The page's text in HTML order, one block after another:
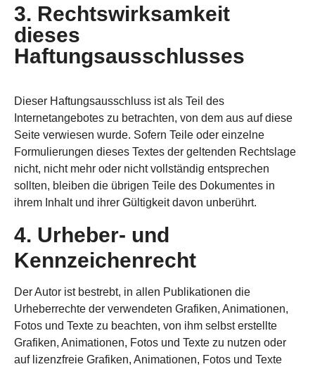
3. Rechtswirksamkeit
dieses
Haftungsausschlusses
Dieser Haftungsausschluss ist als Teil des
Internetangebotes zu betrachten, von dem aus auf diese
Seite verwiesen wurde. Sofern Teile oder einzelne
Formulierungen dieses Textes der geltenden Rechtslage
nicht, nicht mehr oder nicht vollständig entsprechen
sollten, bleiben die übrigen Teile des Dokumentes in
ihrem Inhalt und ihrer Gültigkeit davon unberührt.
4. Urheber- und
Kennzeichenrecht
Der Autor ist bestrebt, in allen Publikationen die
Urheberrechte der verwendeten Grafiken, Animationen,
Fotos und Texte zu beachten, von ihm selbst erstellte
Grafiken, Animationen, Fotos und Texte zu nutzen oder
auf lizenzfreie Grafiken, Animationen, Fotos und Texte